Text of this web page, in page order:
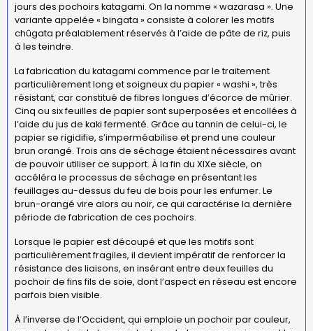
jours des pochoirs katagami. On la nomme « wazarasa ». Une
variante appelée « bingata » consiste à colorer les motifs
chûgata préalablement réservés à l’aide de pâte de riz, puis
à les teindre.
La fabrication du katagami commence par le traitement
particulièrement long et soigneux du papier « washi », très
résistant, car constitué de fibres longues d’écorce de mûrier.
Cinq ou six feuilles de papier sont superposées et encollées à
l’aide du jus de kaki fermenté. Grâce au tannin de celui-ci, le
papier se rigidifie, s’imperméabilise et prend une couleur
brun orangé. Trois ans de séchage étaient nécessaires avant
de pouvoir utiliser ce support. À la fin du XIXe siècle, on
accéléra le processus de séchage en présentant les
feuillages au-dessus du feu de bois pour les enfumer. Le
brun-orangé vire alors au noir, ce qui caractérise la dernière
période de fabrication de ces pochoirs.
Lorsque le papier est découpé et que les motifs sont
particulièrement fragiles, il devient impératif de renforcer la
résistance des liaisons, en insérant entre deux feuilles du
pochoir de fins fils de soie, dont l’aspect en réseau est encore
parfois bien visible.
À l’inverse de l’Occident, qui emploie un pochoir par couleur,